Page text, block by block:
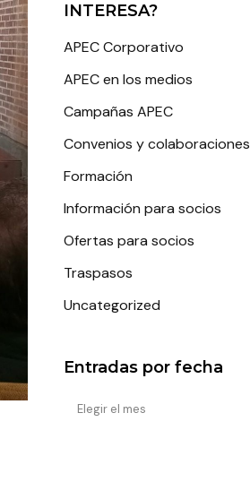
INTERESA?
APEC Corporativo
APEC en los medios
Campañas APEC
Convenios y colaboraciones
Formación
Información para socios
Ofertas para socios
Traspasos
Uncategorized
Entradas por fecha
Entradas